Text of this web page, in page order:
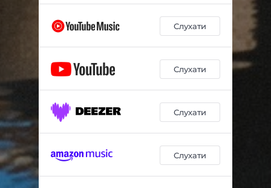
04:04
Слухати
Слухати
Слухати
Слухати